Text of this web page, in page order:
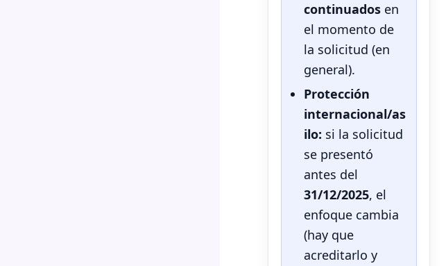
continuados en
el momento de
la solicitud (en
general).
Protección
internacional/as
ilo: si la solicitud
se presentó
antes del
31/12/2025, el
enfoque cambia
(hay que
acreditarlo y